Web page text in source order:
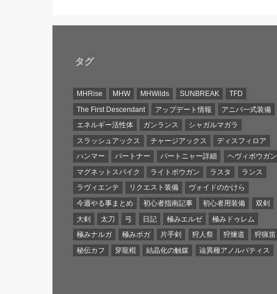
タグ
MHRise MHW MHWilds SUNBREAK
TFD
The First Descendant
アップデート情報
アニバ一式装備
エネルギー活性体
ガンランス
シャガルマガラ
スラッシュアックス
チャージアックス
ディスフィロア
ハンマー
パートナー パートニャー詳細
ヘヴィボウガン
マグネットスパイク
ライトボウガン ラスタ
ランス
ラヴィエンテ
リクエスト装備
ヴォイドのかけら
今週やる事まとめ
初心者指南記事 初心者用装備
双剣
大剣
太刀 弓 日記 極みエルゼ
極みドゥレム
極みナルガ
極みボガ 片手剣 狩人祭 狩煉道
狩猟笛
秘伝カフ
穿龍棍 結晶化の触媒 辿異種アノルパティス